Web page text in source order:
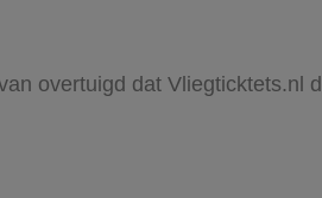
overtuigd dat Vliegticktets.nl